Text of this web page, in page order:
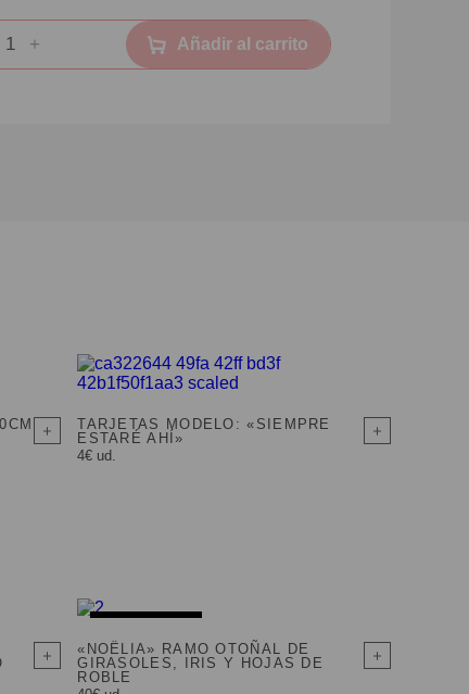
+ Añadir al carrito
TARJETAS MODELO: «SIEMPRE
ESTARÉ AHÍ»
4€ ud.
«NOËLIA» RAMO OTOÑAL DE
GIRASOLES, IRIS Y HOJAS DE
ROBLE